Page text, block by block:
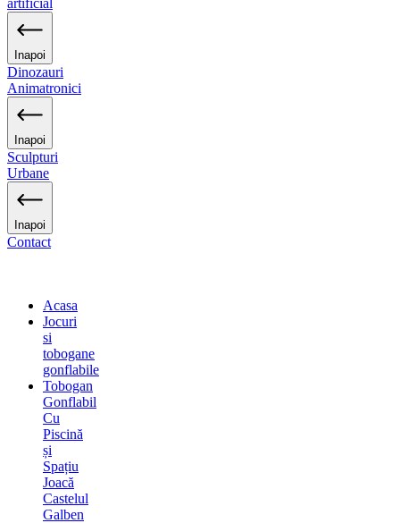
artificial
Inapoi
Dinozauri
Animatronici
Inapoi
Sculpturi
Urbane
Inapoi
Contact
Acasa
Jocuri
si
tobogane
gonflabile
Tobogan
Gonflabil
Cu
Piscină
și
Spațiu
Joacă
Castelul
Galben